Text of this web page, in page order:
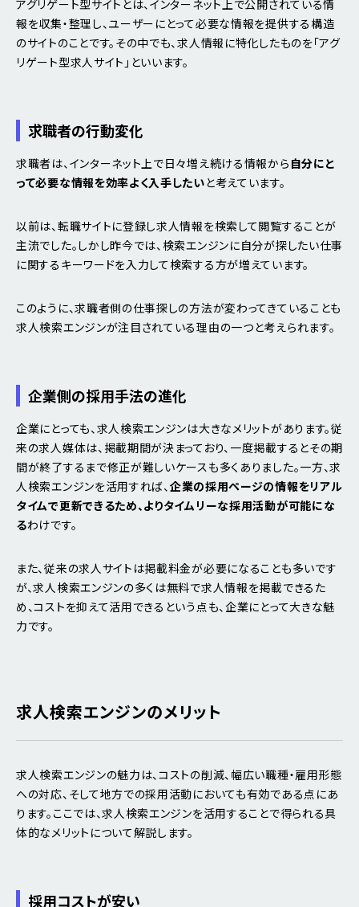
アグリゲート型サイトとは、インターネット上で公開されている情
報を収集・整理し、ユーザーにとって必要な情報を提供する構造
のサイトのことです。その中でも、求人情報に特化したものを「アグ
リゲート型求人サイト」といいます。
求職者の行動変化
求職者は、インターネット上で日々増え続ける情報から 自分にと
って必要な情報を効率よく入手したいと考えています。
以前は、転職サイトに登録し求人情報を検索して閲覧することが
主流でした。しかし昨今では、検索エンジンに自分が探したい仕事
に関するキーワードを入力して検索する方が増えています。
このように、求職者側の仕事探しの方法が変わってきていることも
求人検索エンジンが注目されている理由の一つと考えられます。
企業側の採用手法の進化
企業にとっても、求人検索エンジンは大きなメリットがあります。従
来の求人媒体は、掲載期間が決まっており、一度掲載するとその期
間が終了するまで修正が難しいケースも多くありました。一方、求
人検索エンジンを活用すれば、 企業の採用ページの情報をリアル
タイムで更新できるため、よりタイムリーな採用活動が可能にな
るわけです。
また、従来の求人サイトは掲載料金が必要になることも多いです
が、求人検索エンジンの多くは無料で求人情報を掲載できるた
め、コストを抑えて活用できるという点も、企業にとって大きな魅
力です。
求人検索エンジンのメリット
求人検索エンジンの魅力は、コストの削減、幅広い職種・雇用形態
への対応、そして地方での採用活動においても有効である点にあ
ります。ここでは、求人検索エンジンを活用することで得られる具
体的なメリットについて解説します。
採用コストが安い